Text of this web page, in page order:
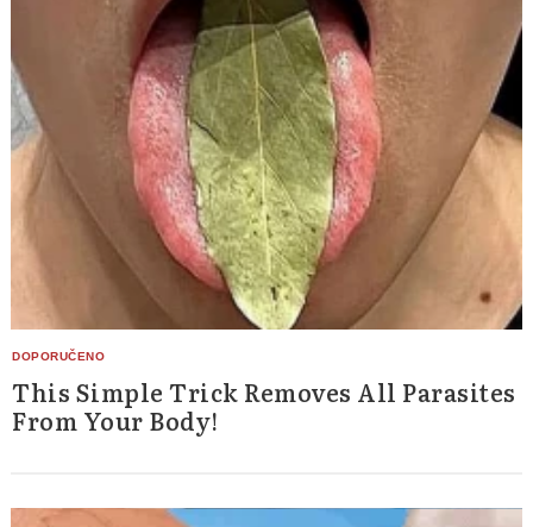
This Simple Trick Removes All Parasites
From Your Body!